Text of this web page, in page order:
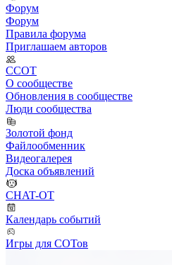
Форум
Форум
Правила форума
Приглашаем авторов
ССОТ
О сообществе
Обновления в сообществе
Люди сообщества
Золотой фонд
Файлообменник
Видеогалерея
Доска объявлений
CHAT-OT
Календарь событий
Игры для СОТов